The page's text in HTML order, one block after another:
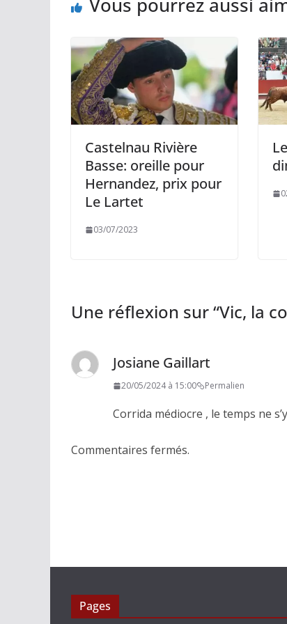
Castelnau Rivière
Basse: oreille pour
Hernandez, prix pour
Le Lartet
03/07/2023
Une réflexion sur “Vic, la
Josiane Gaillart
20/05/2024 à 15:00 Permalien
Corrida médiocre , le temps ne
Commentaires fermés.
Pages